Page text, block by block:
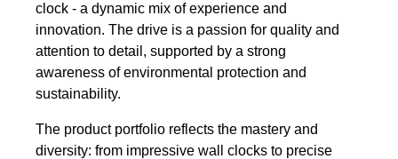
clock - a dynamic mix of experience and
innovation. The drive is a passion for quality and
attention to detail, supported by a strong
awareness of environmental protection and
sustainability.
The product portfolio reflects the mastery and
diversity: from impressive wall clocks to precise